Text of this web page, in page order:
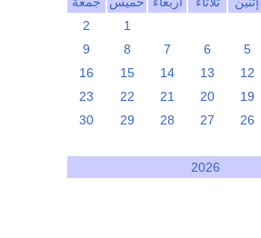
1
2
5
6
7
8
9
12
13
14
15
16
19
20
21
22
23
26
27
28
29
30
2026